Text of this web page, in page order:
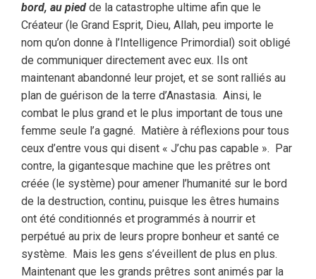
bord, au pied de la catastrophe ultime afin que le
Créateur (le Grand Esprit, Dieu, Allah, peu importe le
nom qu’on donne à l’Intelligence Primordial) soit obligé
de communiquer directement avec eux. Ils ont
maintenant abandonné leur projet, et se sont ralliés au
plan de guérison de la terre d’Anastasia. Ainsi, le
combat le plus grand et le plus important de tous une
femme seule l’a gagné. Matière à réflexions pour tous
ceux d’entre vous qui disent « J’chu pas capable ». Par
contre, la gigantesque machine que les prêtres ont
créée (le système) pour amener l’humanité sur le bord
de la destruction, continu, puisque les êtres humains
ont été conditionnés et programmés à nourrir et
perpétué au prix de leurs propre bonheur et santé ce
système. Mais les gens s’éveillent de plus en plus.
Maintenant que les grands prêtres sont animés par la